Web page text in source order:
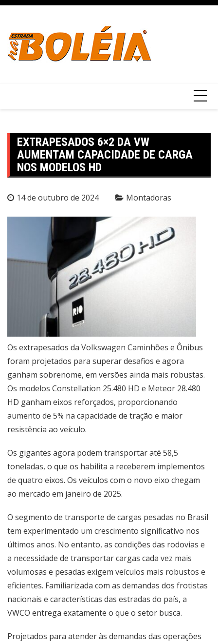
Ir
conteúdo
EXTRAPESADOS 6×2 DA VW
AUMENTAM CAPACIDADE DE CARGA
NOS MODELOS HD
14 de outubro de 2024 Montadoras
Os extrapesados da Volkswagen Caminhões e Ônibus
foram projetados para superar desafios e agora
ganham sobrenome, em versões ainda mais robustas.
Os modelos Constellation 25.480 HD e Meteor 28.480
HD ganham eixos reforçados, proporcionando
aumento de 5% na capacidade de tração e maior
resistência ao veículo.
Os gigantes agora podem transportar até 58,5
toneladas, o que os habilita a receberem implementos
de quatro eixos. Os veículos com o novo eixo chegam
ao mercado em janeiro de 2025.
O segmento de transporte de cargas pesadas no Brasil
tem experimentado um crescimento significativo nos
últimos anos. No entanto, as condições das rodovias e
a necessidade de transportar cargas cada vez mais
volumosas e pesadas exigem veículos mais robustos e
eficientes. Familiarizada com as demandas dos frotistas
nacionais e características das estradas do país, a
VWCO entrega exatamente o que o setor busca.
Projetados para atender às demandas das operações